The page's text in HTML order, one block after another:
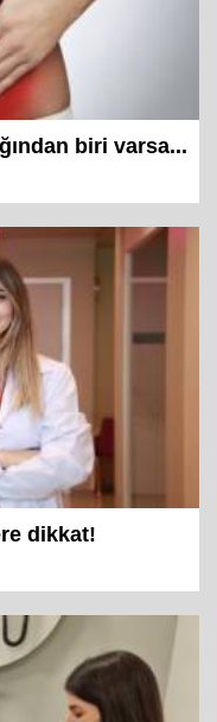
biri varsa...
dikkat!